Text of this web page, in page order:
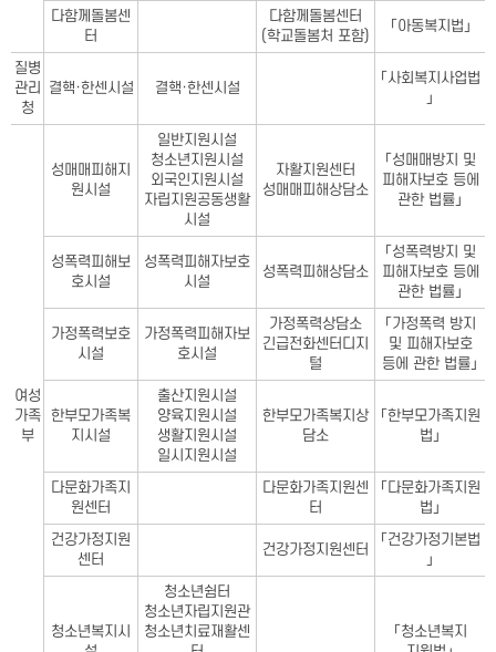
다함께돌봄센
터
다함께돌봄센터
(학교돌봄처 포함)
「아동복지법」
질병
관리
청
결핵·한센시설 결핵·한센시설
「사회복지사업법
」
여성
가족
부
성매매피해지
원시설
일반지원시설
청소년지원시설
외국인지원시설
자립지원공동생활
시설
자활지원센터
성매매피해상담소
「성매매방지 및
피해자보호 등에
관한 법률」
성폭력피해보
호시설
성폭력피해자보호
시설
성폭력피해상담소
「성폭력방지 및
피해자보호 등에
관한 법률」
가정폭력보호
시설
가정폭력피해자보
호시설
가정폭력상담소
긴급전화센터디지
털
「가정폭력 방지
및 피해자보호
등에 관한 법률」
한부모가족복
지시설
출산지원시설
양육지원시설
생활지원시설
일시지원시설
한부모가족복지상
담소
「한부모가족지원
법」
다문화가족지
원센터
다문화가족지원센
터
「다문화가족지원
법」
건강가정지원
센터
건강가정지원센터
「건강가정기본법
」
청소년복지시
청소년쉼터
청소년자립지원관
청소년치료재활센
「청소년복지